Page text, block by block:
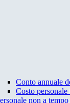
Conto annuale
Costo
non a